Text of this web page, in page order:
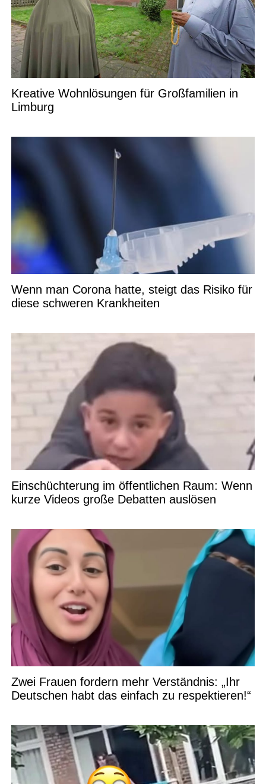
Kreative Wohnlösungen für Großfamilien in
Limburg
Wenn man Corona hatte, steigt das Risiko für
diese schweren Krankheiten
Einschüchterung im öffentlichen Raum: Wenn
kurze Videos große Debatten auslösen
Zwei Frauen fordern mehr Verständnis: „Ihr
Deutschen habt das einfach zu respektieren!“